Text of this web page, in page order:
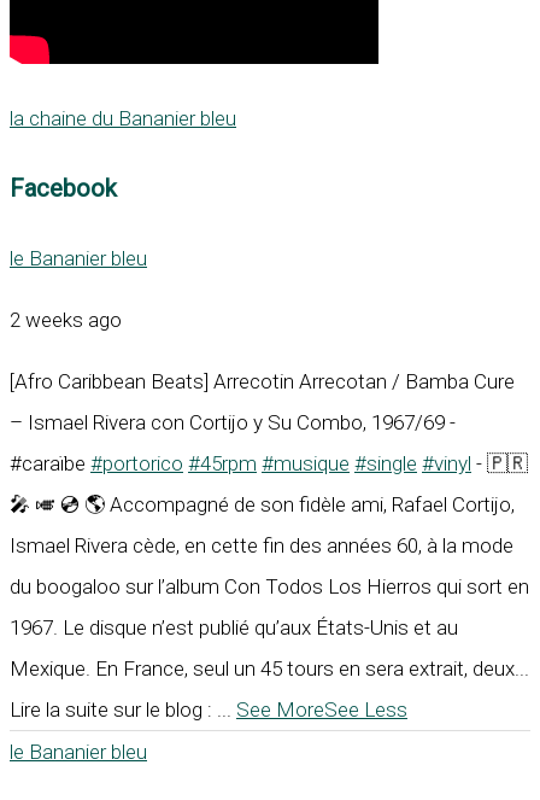
la chaine du Bananier bleu
Facebook
le Bananier bleu
2 weeks ago
[Afro Caribbean Beats] Arrecotin Arrecotan / Bamba Cure
– Ismael Rivera con Cortijo y Su Combo, 1967/69 -
#caraïbe #portorico #45rpm #musique #single #vinyl - 🇵🇷
🎤 🎺 💿 🌎 Accompagné de son fidèle ami, Rafael Cortijo,
Ismael Rivera cède, en cette fin des années 60, à la mode
du boogaloo sur l’album Con Todos Los Hierros qui sort en
1967. Le disque n’est publié qu’aux États-Unis et au
Mexique. En France, seul un 45 tours en sera extrait, deux...
Lire la suite sur le blog : ... See MoreSee Less
le Bananier bleu